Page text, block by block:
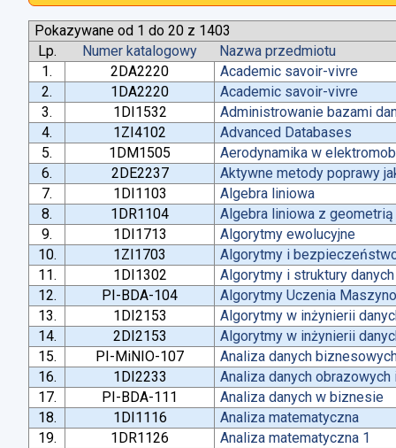
Pokazywane od 1 do 20 z 1403
Lp.
Numer katalogowy
Nazwa przedmiotu
1.
2DA2220
Academic savoir-vivre
2.
1DA2220
Academic savoir-vivre
3.
1DI1532
Administrowanie bazami
4.
1ZI4102
Advanced Databases
5.
1DM1505
Aerodynamika w
6.
2DE2237
Aktywne metody poprawy
7.
1DI1103
Algebra liniowa
8.
1DR1104
Algebra liniowa z geometrią
9.
1DI1713
Algorytmy ewolucyjne
10.
1ZI1703
Algorytmy i
11.
1DI1302
Algorytmy i struktury danych
12.
PI-BDA-104
Algorytmy Uczenia
13.
1DI2153
Algorytmy w inżynierii
14.
2DI2153
Algorytmy w inżynierii
15.
PI-MiNIO-107
Analiza danych
16.
1DI2233
Analiza danych
17.
PI-BDA-111
Analiza danych w biznesie
18.
1DI1116
Analiza matematyczna
19.
1DR1126
Analiza matematyczna 1